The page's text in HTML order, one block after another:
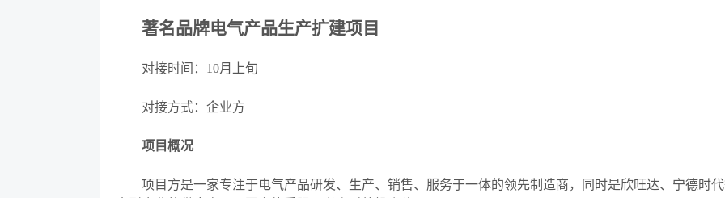
著名品牌电气产品生产扩建项目
对接时间： 10月上旬
对接方式：企业方
项目概况
项目方是一家专注于电气产品研发、生产、销售、服务于一体的领先制造商，同时是欣旺达、宁德时